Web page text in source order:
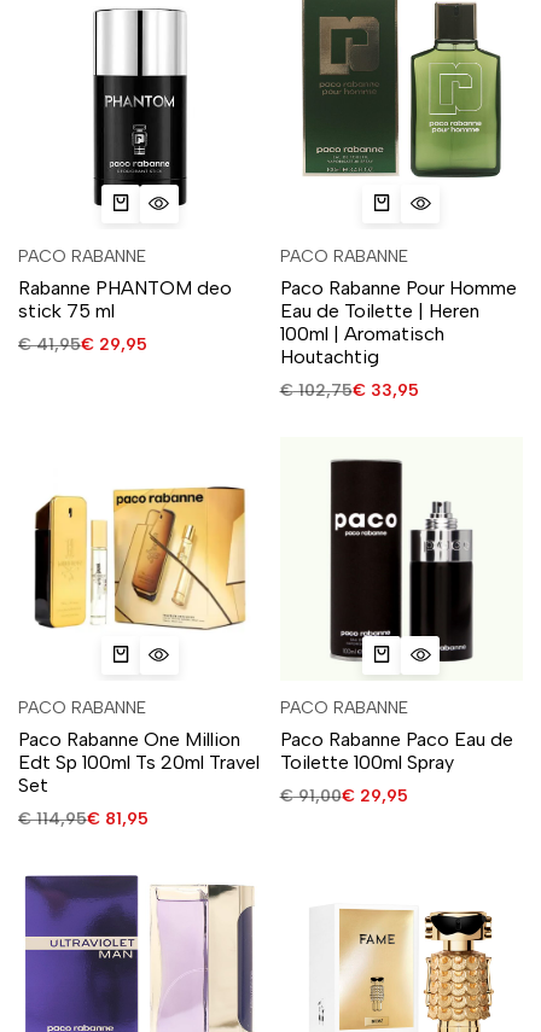
PACO RABANNE
Rabanne PHANTOM deo
stick 75 ml
€41,95€ 29,95
PACO RABANNE
Paco Rabanne Pour Homme
Eau de Toilette | Heren
100ml | Aromatisch
Houtachtig
€102,75€33,95
PACO RABANNE
Paco Rabanne One Million
Edt Sp 100ml Ts 20ml Travel
Set
€114,95€ 81,95
PACO RABANNE
Paco Rabanne Paco Eau de
Toilette 100ml Spray
€91,00€29,95